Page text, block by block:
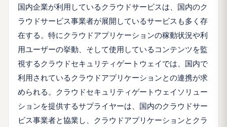
国内企業が利用しているクラウドサービスは、国内のク
ラウドサービス事業者が展開しているサービスも多く存
在する。特にクラウドアプリケーションの稼動状況や利
用ユーザーの挙動、そして使用しているコンテンツを監
視するクラウドセキュリティゲートウェイでは、国内で
利用されているクラウドアプリケーションとの連携が求
められる。クラウドセキュリティゲートウェイソリュー
ションを提供するサプライヤーは、国内のクラウドサー
ビス事業者と協業し、クラウドアプリケーションとクラ